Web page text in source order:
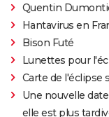
Quentin
Hantavirus en
Bison Futé
Lunettes pour
Carte de l'éclipse
Une nouvelle
elle est plus